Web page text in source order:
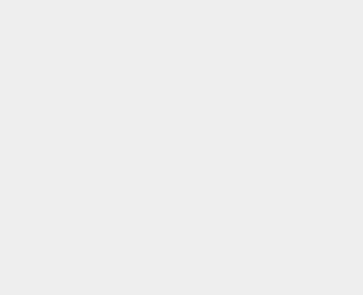
no permitir ciertos
de ellas, y así elegir
de navegación y